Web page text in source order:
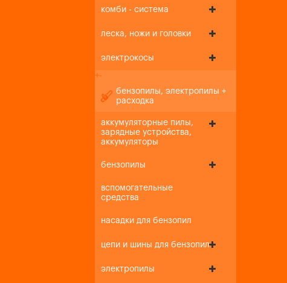
комби - система
леска, ножи и головки
электрокосы
+-
бензопилы, электропилы +
расходка
аккумуляторные пилы,
зарядные устройства,
аккумуляторы
бензопилы
вспомогательные
средства
насадки для бензопил
цепи и шины для бензопил
электропилы